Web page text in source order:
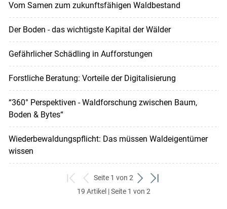
Vom Samen zum zukunftsfähigen Waldbestand
Der Boden - das wichtigste Kapital der Wälder
Gefährlicher Schädling in Aufforstungen
Forstliche Beratung: Vorteile der Digitalisierung
“360° Perspektiven - Waldforschung zwischen Baum,
Boden & Bytes“
Wiederbewaldungspflicht: Das müssen Waldeigentümer
wissen
zum
ersten
zurück
zum
Seite 1 von 2
weiter
zum
zum
19 Artikel | Seite 1 von 2